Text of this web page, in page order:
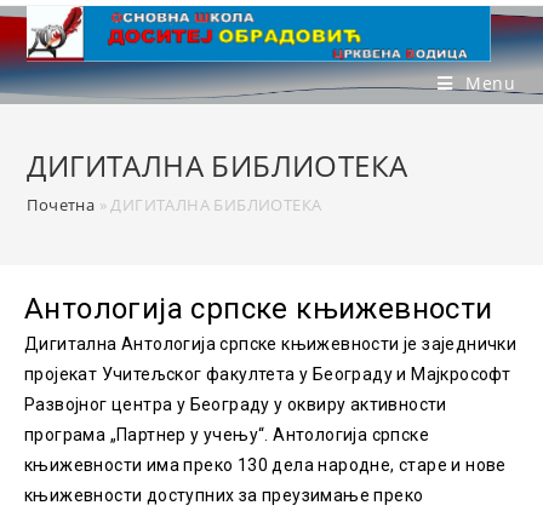
Menu
ДИГИТАЛНА БИБЛИОТЕКА
Почетна »ДИГИТАЛНА БИБЛИОТЕКА
Антологија српске књижевности
Дигитална Антологија српске књижевности је заједнички
пројекат Учитељског факултета у Београду и Мајкрософт
Развојног центра у Београду у оквиру активности
програма „Партнер у учењу“. Антологија српске
књижевности има преко 130 дела народне, старе и нове
књижевности доступних за преузимање преко